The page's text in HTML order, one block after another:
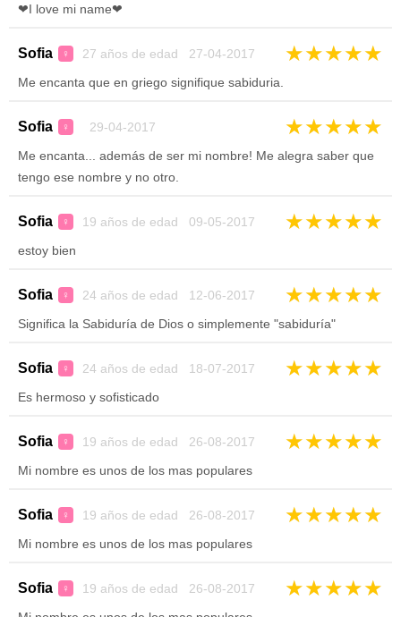
❤I love mi name❤
Sofia ♀ 27 años de edad 27-04-2017 ★★★★★
Me encanta que en griego signifique sabiduria.
Sofia ♀ 29-04-2017 ★★★★★
Me encanta... además de ser mi nombre! Me alegra saber que
tengo ese nombre y no otro.
Sofia ♀ 19 años de edad 09-05-2017 ★★★★★
estoy bien
Sofia ♀ 24 años de edad 12-06-2017 ★★★★★
Significa la Sabiduría de Dios o simplemente "sabiduría"
Sofia ♀ 24 años de edad 18-07-2017 ★★★★★
Es hermoso y sofisticado
Sofia ♀ 19 años de edad 26-08-2017 ★★★★★
Mi nombre es unos de los mas populares
Sofia ♀ 19 años de edad 26-08-2017 ★★★★★
Mi nombre es unos de los mas populares
Sofia ♀ 19 años de edad 26-08-2017 ★★★★★